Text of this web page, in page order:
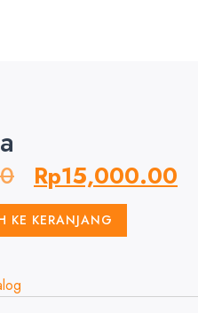
Rp15,000.00
KE KERANJANG